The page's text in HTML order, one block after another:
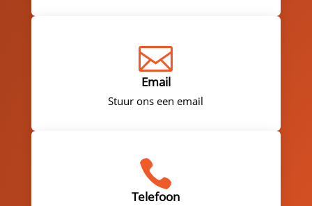

Email
Stuur ons een email

Telefoon